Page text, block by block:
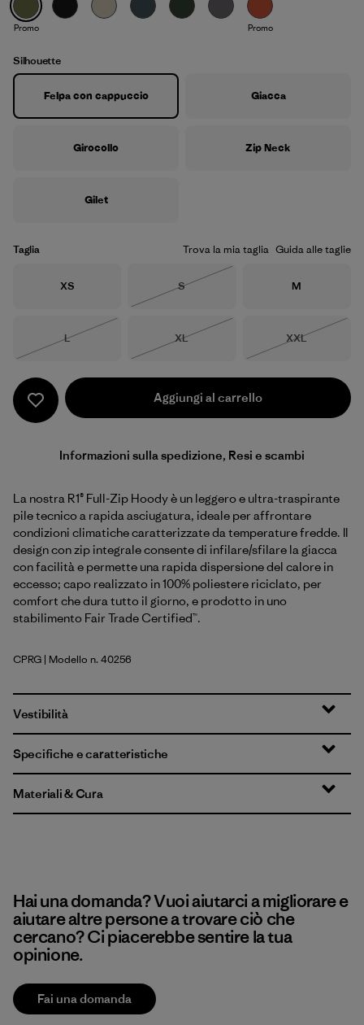
Caper Green
Promo Promo
Silhouette
Felpa con cappuccio Giacca
Girocollo Zip Neck
Gilet
Taglia Trova la mia taglia Guida alle taglie
Taglia
XS Taglia
S
Taglia
M
Taglia
L
Taglia
XL
Taglia
XXL
Aggiungi al carrello
Informazioni sulla spedizione, Resi e scambi
La nostra R1® Full-Zip Hoody è un leggero e ultra-traspirante
pile tecnico a rapida asciugatura, ideale per affrontare
condizioni climatiche caratterizzate da temperature fredde. Il
design con zip integrale consente di infilare/sfilare la giacca
con facilità e permette una rapida dispersione del calore in
eccesso; capo realizzato in 100% poliestere riciclato, per
comfort che dura tutto il giorno, e prodotto in uno
stabilimento Fair Trade Certified™.
Caper Green
CPRG | Modello n. 40256
Vestibilità
Specifiche e caratteristiche
Materiali & Cura
Hai una domanda? Vuoi aiutarci a migliorare e
aiutare altre persone a trovare ciò che
cercano? Ci piacerebbe sentire la tua
opinione.
Fai una domanda